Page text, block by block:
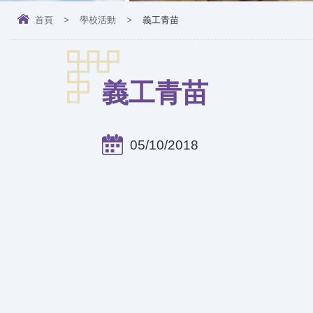
首頁 > 學校活動 > 義工青苗
義工青苗
05/10/2018